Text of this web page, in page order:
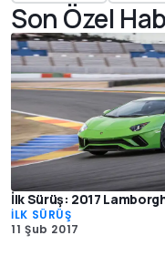
Son Özel
İlk Sürüş: 2017
İLK SÜRÜŞ
11 Şub 2017